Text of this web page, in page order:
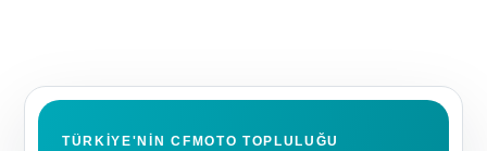
TÜRKIYE'NIN CFMOTO TOPLULUĞU